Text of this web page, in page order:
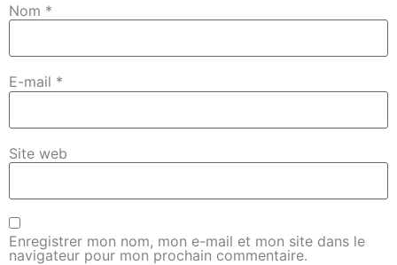
Nom *
E-mail *
Site web
Enregistrer mon nom, mon e-mail et mon site dans le
navigateur pour mon prochain commentaire.